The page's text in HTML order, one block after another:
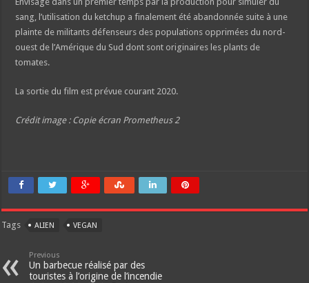
sang, l’utilisation du ketchup a finalement été abandonnée suite à une
plainte de militants défenseurs des populations opprimées du nord-
ouest de l’Amérique du Sud dont sont originaires les plants de
tomates.
La sortie du film est prévue courant 2020.
Crédit image : Copie écran Prometheus 2
Tags ALIEN VEGAN
Previous
Un barbecue réalisé par des
touristes à l’origine de l’incendie